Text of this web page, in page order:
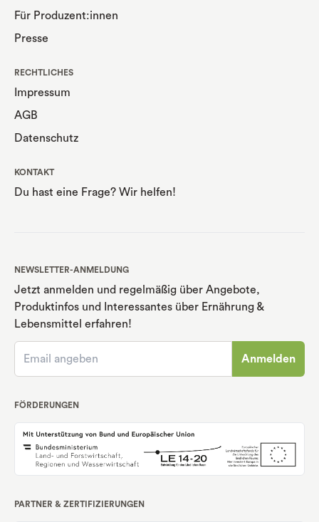
Für Produzent:innen
Presse
RECHTLICHES
Impressum
AGB
Datenschutz
KONTAKT
Du hast eine Frage? Wir helfen!
NEWSLETTER-ANMELDUNG
Jetzt anmelden und regelmäßig über Angebote,
Produktinfos und Interessantes über Ernährung &
Lebensmittel erfahren!
Anmelden
FÖRDERUNGEN
PARTNER & ZERTIFIZIERUNGEN